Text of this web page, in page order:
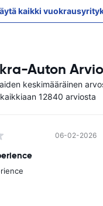
kaikki
Auton
keskimääräinen
12840 arviosta
06-02-2026